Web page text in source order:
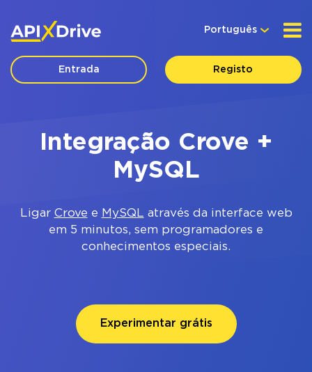
Português
Entrada Registo
Integração Crove +
MySQL
Ligar Crove e MySQL através da interface web
em 5 minutos, sem programadores e
conhecimentos especiais.
Experimentar grátis